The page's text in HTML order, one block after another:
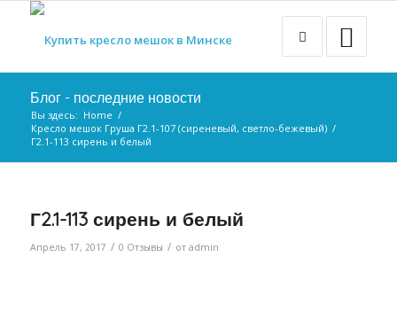
Блог - последние новости
Вы здесь: Home /
Кресло мешок Груша Г2.1-107 (сиреневый, светло-бежевый) /
Г2.1-113 сирень и белый
Г2.1-113 сирень и белый
Апрель 17, 2017 / 0 Отзывы / от admin